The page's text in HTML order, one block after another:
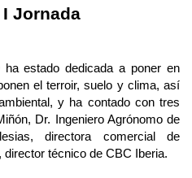
Jornada
ha estado dedicada a poner en
el terroir, suelo y clima, así
y ha contado con tres
Dr. Ingeniero Agrónomo de
directora comercial de
técnico de CBC Iberia.